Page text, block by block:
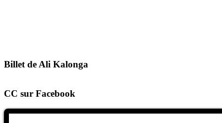
Billet de Ali Kalonga
CC sur Facebook